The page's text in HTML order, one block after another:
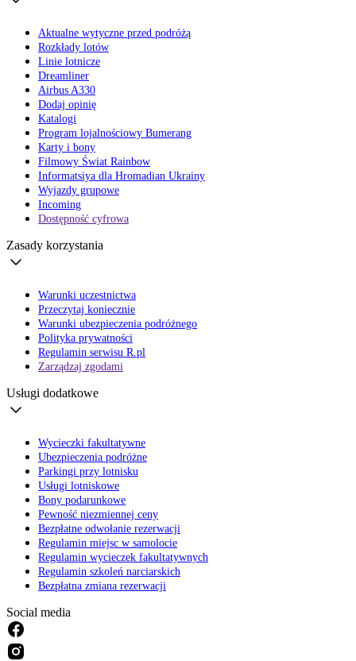
Aktualne wytyczne przed podróżą
Rozkłady lotów
Linie lotnicze
Dreamliner
Airbus A330
Dodaj opinię
Katalogi
Program lojalnościowy Bumerang
Karty i bony
Filmowy Świat Rainbow
Informatsiya dla Hromadian Ukrainy
Wyjazdy grupowe
Incoming
Dostępność cyfrowa
Zasady korzystania
Warunki uczestnictwa
Przeczytaj koniecznie
Warunki ubezpieczenia podróżnego
Polityka prywatności
Regulamin serwisu R.pl
Zarządzaj zgodami
Usługi dodatkowe
Wycieczki fakultatywne
Ubezpieczenia podróżne
Parkingi przy lotnisku
Usługi lotniskowe
Bony podarunkowe
Pewność niezmiennej ceny
Bezpłatne odwołanie rezerwacji
Regulamin miejsc w samolocie
Regulamin wycieczek fakultatywnych
Regulamin szkoleń narciarskich
Bezpłatna zmiana rezerwacji
Social media